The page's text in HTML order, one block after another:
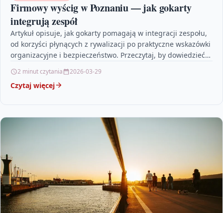
Firmowy wyścig w Poznaniu — jak gokarty
integrują zespół
Artykuł opisuje, jak gokarty pomagają w integracji zespołu,
od korzyści płynących z rywalizacji po praktyczne wskazówki
organizacyjne i bezpieczeństwo. Przeczytaj, by dowiedzieć
2 minut czytania 2026-03-29
Czytaj więcej